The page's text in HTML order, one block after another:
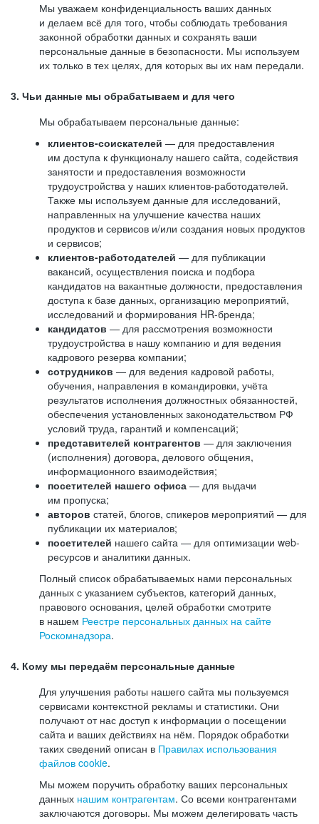
Мы уважаем конфиденциальность ваших данных
и делаем всё для того, чтобы соблюдать требования
законной обработки данных и сохранять ваши
персональные данные в безопасности. Мы используем
их только в тех целях, для которых вы их нам передали.
3. Чьи данные мы обрабатываем и для чего
Мы обрабатываем персональные данные:
клиентов-соискателей — для предоставления
им доступа к функционалу нашего сайта, содействия
занятости и предоставления возможности
трудоустройства у наших клиентов-работодателей.
Также мы используем данные для исследований,
направленных на улучшение качества наших
продуктов и сервисов и/или создания новых продуктов
и сервисов;
клиентов-работодателей — для публикации
вакансий, осуществления поиска и подбора
кандидатов на вакантные должности, предоставления
доступа к базе данных, организацию мероприятий,
исследований и формирования HR-бренда;
кандидатов — для рассмотрения возможности
трудоустройства в нашу компанию и для ведения
кадрового резерва компании;
сотрудников — для ведения кадровой работы,
обучения, направления в командировки, учёта
результатов исполнения должностных обязанностей,
обеспечения установленных законодательством РФ
условий труда, гарантий и компенсаций;
представителей контрагентов — для заключения
(исполнения) договора, делового общения,
информационного взаимодействия;
посетителей нашего офиса — для выдачи
им пропуска;
авторов статей, блогов, спикеров мероприятий — для
публикации их материалов;
посетителей нашего сайта — для оптимизации web-
ресурсов и аналитики данных.
Полный список обрабатываемых нами персональных
данных с указанием субъектов, категорий данных,
правового основания, целей обработки смотрите
в нашем Реестре персональных данных на сайте
Роскомнадзора.
4. Кому мы передаём персональные данные
Для улучшения работы нашего сайта мы пользуемся
сервисами контекстной рекламы и статистики. Они
получают от нас доступ к информации о посещении
сайта и ваших действиях на нём. Порядок обработки
таких сведений описан в Правилах использования
файлов cookie.
Мы можем поручить обработку ваших персональных
данных нашим контрагентам. Со всеми контрагентами
заключаются договоры. Мы можем делегировать часть